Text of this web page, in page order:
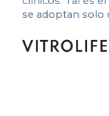
se adoptan solo